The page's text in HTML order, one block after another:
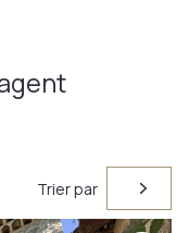
Trier par